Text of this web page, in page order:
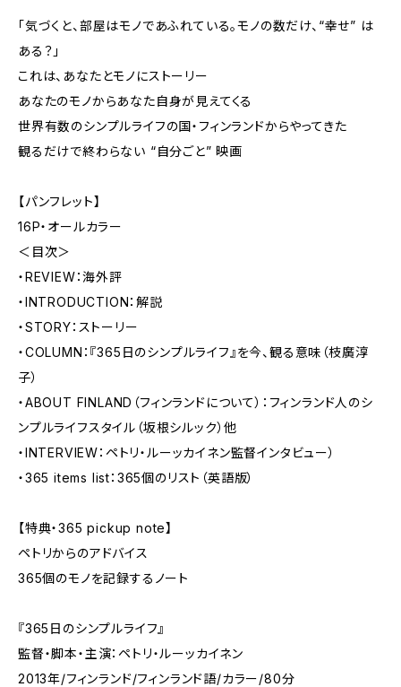
「気づくと、部屋はモノであふれている。モノの数だけ、“幸せ” は
ある？」
これは、あなたとモノにストーリー
あなたのモノからあなた自身が見えてくる
世界有数のシンプルライフの国・フィンランドからやってきた
観るだけで終わらない “自分ごと” 映画
【パンフレット】
16P・オールカラー
＜目次＞
・REVIEW：海外評
・INTRODUCTION：解説
・STORY：ストーリー
・COLUMN：『365日のシンプルライフ』を今、観る意味（枝廣淳
子）
・ABOUT FINLAND（フィンランドについて）：フィンランド人のシ
ンプルライフスタイル（坂根シルック）他
・INTERVIEW：ペトリ・ルーッカイネン監督インタビュー）
・365 items list：365個のリスト（英語版）
【特典・365 pickup note】
ペトリからのアドバイス
365個のモノを記録するノート
『365日のシンプルライフ』
監督・脚本・主演：ペトリ・ルーッカイネン
2013年/フィンランド/フィンランド語/カラー/80分